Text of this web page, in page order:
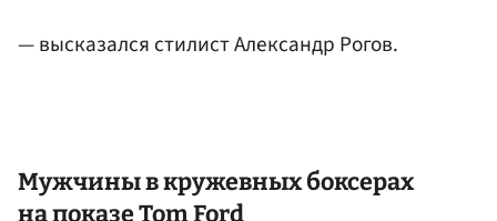
— высказался стилист Александр Рогов.
Мужчины в кружевных боксерах
на показе Tom Ford